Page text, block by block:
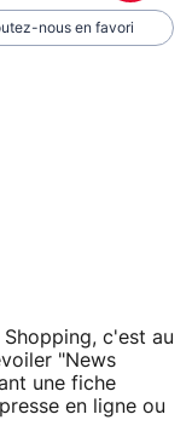
nous en favori
c'est au
"News
une fiche
en ligne ou